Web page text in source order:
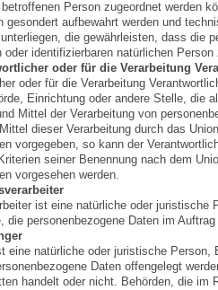
Person zugeordnet werden
gesondert aufbewahrt werden und
die gewährleisten, dass die
oder identifizierbaren natürlichen Person
oder für die Verarbeitung
oder für die Verarbeitung
Einrichtung oder andere Stelle, die
Mittel der Verarbeitung von
dieser Verarbeitung durch das
vorgegeben, so kann der
seiner Benennung nach dem
vorgesehen werden.
ist eine natürliche oder juristische
die personenbezogene Daten im
eine natürliche oder juristische Person,
Daten offengelegt
handelt oder nicht. Behörden, die im